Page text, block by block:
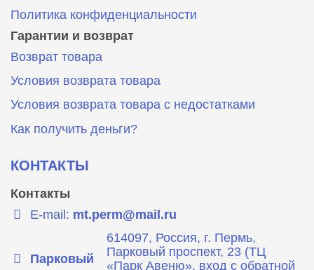
Политика конфиденциальности
Гарантии и возврат
Возврат товара
Условия возврата товара
Условия возврата товара с недостатками
Как получить деньги?
КОНТАКТЫ
Контакты
E-mail: mt.perm@mail.ru
Парковый
614097, Россия, г. Пермь,
Парковый проспект, 23 (ТЦ
«Парк Авеню», вход с обратной